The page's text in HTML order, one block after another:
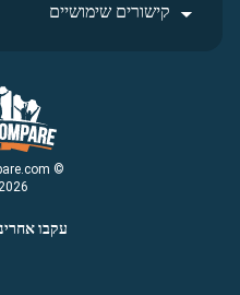
© Ticket-Compare.com
עקבו
קישורים שימושיים